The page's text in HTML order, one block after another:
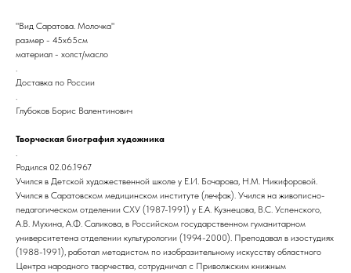
"Вид Саратова. Молочка"
размер - 45х65см
материал - холст/масло
.
Доставка по России
.
Глубоков Борис Валентинович
Творческая биография художника
.
Родился 02.06.1967
Учился в Детской художественной школе у Е.И. Бочарова, Н.М. Никифоровой.
Учился в Саратовском медицинском институте (лечфак). Учился на живописно-
педагогическом отделении СХУ (1987-1991) у Е.А. Кузнецова, В.С. Успенского,
А.В. Мухина, А.Ф. Саликова, в Российском государственном гуманитарном
университетена отделении культурологии (1994-2000). Преподавал в изостудиях
(1988-1991), работал методистом по изобразительному искусству областного
Центра народного творчества, сотрудничал с Приволжским книжным